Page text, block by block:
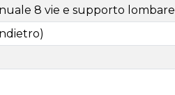
8 vie e supporto lombare